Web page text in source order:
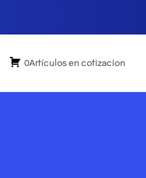
0Artículos en cotizacion